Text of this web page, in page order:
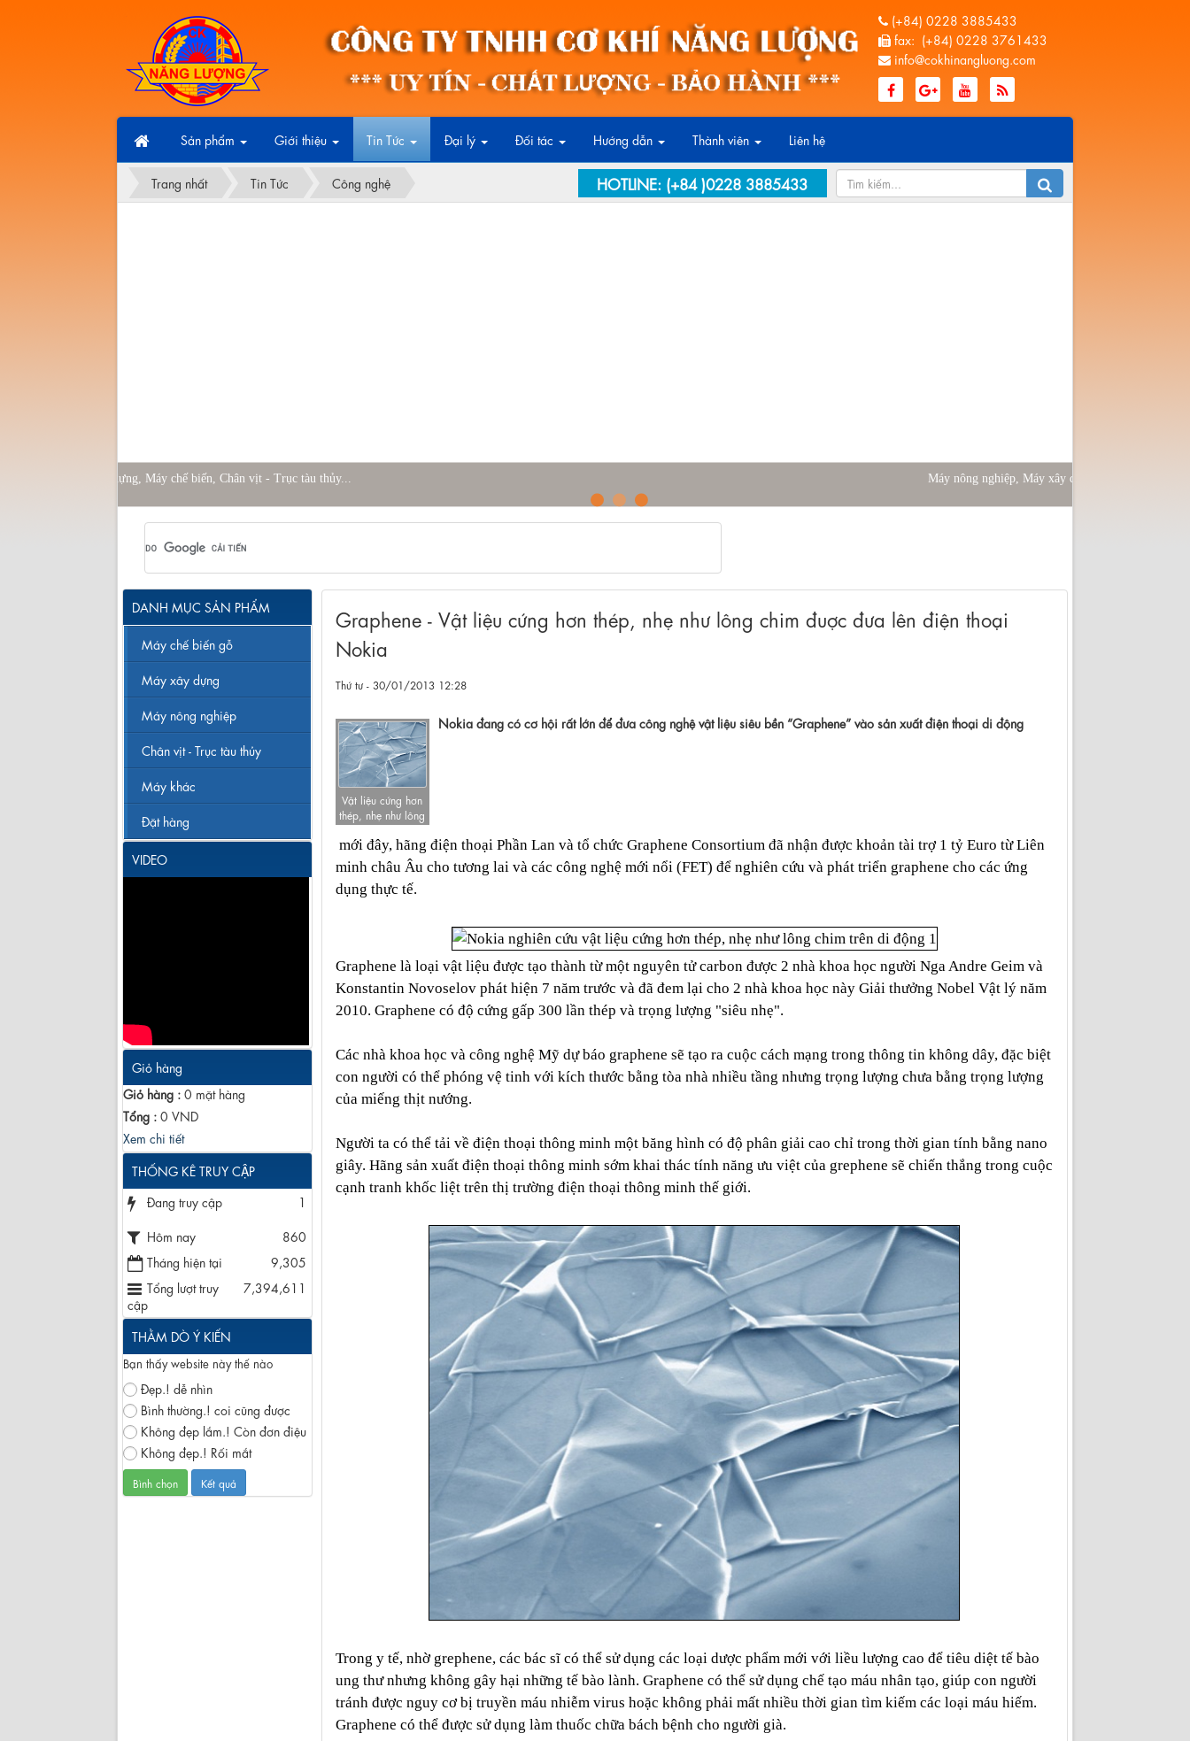
(+84) 0228 3885433
fax: (+84) 0228 3761433
info@cokhinangluong.com
Sản phẩm Giới thiệu Tin Tức Đại lý Đối tác Hướng dẫn Thành viên Liên hệ
Trang nhất Tin Tức Công nghệ HOTLINE: (+84 )0228 3885433
Máy nông nghiệp, Máy xây dựng, Máy chế biến, Chân vịt - Trục tàu thủy...
Graphene - Vật liệu cứng hơn thép, nhẹ như lông chim đuợc đưa lên điện thoại
Nokia
Thứ tư - 30/01/2013 12:28
Vật liệu cứng hơn
thép, nhẹ như lông
Nokia đang có cơ hội rất lớn để đưa công nghệ vật liệu siêu bền “Graphene” vào sản xuất điện thoại di động
mới đây, hãng điện thoại Phần Lan và tổ chức Graphene Consortium đã nhận được khoản tài trợ 1 tỷ Euro từ Liên
minh châu Âu cho tương lai và các công nghệ mới nổi (FET) để nghiên cứu và phát triển graphene cho các ứng
dụng thực tế.
Graphene là loại vật liệu được tạo thành từ một nguyên tử carbon được 2 nhà khoa học người Nga Andre Geim và
Konstantin Novoselov phát hiện 7 năm trước và đã đem lại cho 2 nhà khoa học này Giải thưởng Nobel Vật lý năm
2010. Graphene có độ cứng gấp 300 lần thép và trọng lượng "siêu nhẹ".
Các nhà khoa học và công nghệ Mỹ dự báo graphene sẽ tạo ra cuộc cách mạng trong thông tin không dây, đặc biệt
con người có thể phóng vệ tinh với kích thước bằng tòa nhà nhiều tầng nhưng trọng lượng chưa bằng trọng lượng
của miếng thịt nướng.
Người ta có thể tải về điện thoại thông minh một băng hình có độ phân giải cao chỉ trong thời gian tính bằng nano
giây. Hãng sản xuất điện thoại thông minh sớm khai thác tính năng ưu việt của grephene sẽ chiến thắng trong cuộc
cạnh tranh khốc liệt trên thị trường điện thoại thông minh thế giới.
Trong y tế, nhờ grephene, các bác sĩ có thể sử dụng các loại dược phẩm mới với liều lượng cao để tiêu diệt tế bào
ung thư nhưng không gây hại những tế bào lành. Graphene có thể sử dụng chế tạo máu nhân tạo, giúp con người
tránh được nguy cơ bị truyền máu nhiễm virus hoặc không phải mất nhiều thời gian tìm kiếm các loại máu hiếm.
Graphene có thể được sử dụng làm thuốc chữa bách bệnh cho người già.
DANH MỤC SẢN PHẨM
Máy chế biến gỗ
Máy xây dựng
Máy nông nghiệp
Chân vịt - Trục tàu thủy
Máy khác
Đặt hàng
VIDEO
Giỏ hàng
Giỏ hàng : 0 mặt hàng
Tổng : 0 VND
Xem chi tiết
THỐNG KÊ TRUY CẬP
Đang truy cập
1
Hôm nay
860
Tháng hiện tại
9,305
Tổng lượt truy
cập
7,394,611
THẰM DÒ Ý KIẾN
Bạn thấy website này thế nào
Đẹp.! dễ nhìn
Bình thường.! coi cũng được
Không đẹp lắm.! Còn đơn điệu
Không đẹp.! Rối mắt